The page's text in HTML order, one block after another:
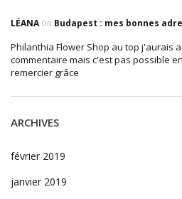
LÉANAon Budapest : mes bonnes
Philanthia Flower Shop au top j'aurais
commentaire mais c'est pas possible
remercier grâce
ARCHIVES
février 2019
janvier 2019